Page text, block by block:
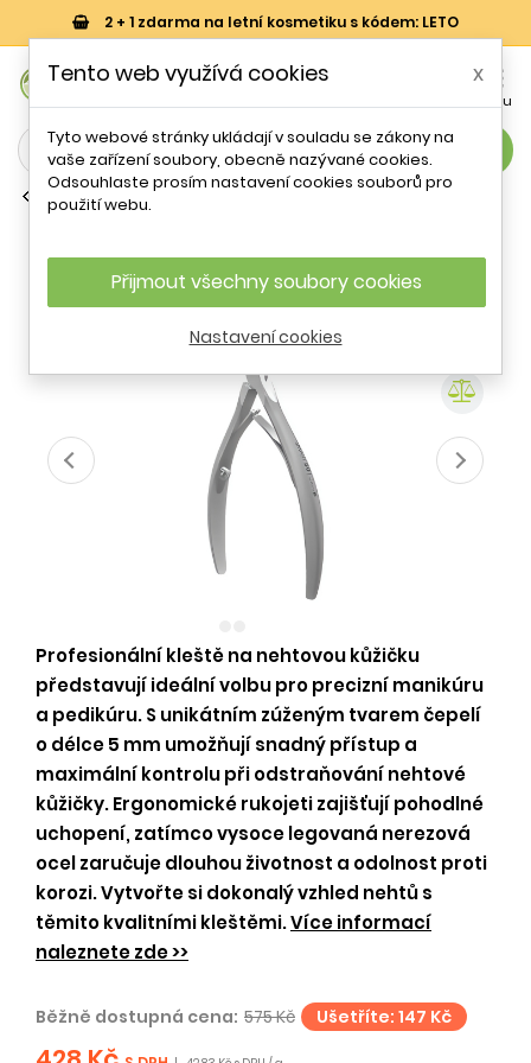
2 + 1 zdarma na letní kosmetiku s kódem: LETO

Menu
search
Kleště na nehty
kůžičku Smart 50 5 mm (Professional
Cuticle Nippers) STALEKS
Profesionální kleště na nehtovou kůžičku
představují ideální volbu pro precizní manikúru
a pedikúru. S unikátním zúženým tvarem čepelí
o délce 5 mm umožňují snadný přístup a
maximální kontrolu při odstraňování nehtové
kůžičky. Ergonomické rukojeti zajišťují pohodlné
uchopení, zatímco vysoce legovaná nerezová
ocel zaručuje dlouhou životnost a odolnost proti
korozi. Vytvořte si dokonalý vzhled nehtů s
těmito kvalitními kleštěmi.Více informací
naleznete zde >>
Běžně dostupná cena: 575 Kč Ušetříte: 147 Kč
Tento web využívá cookies x
Tyto webové stránky ukládají v souladu se zákony na
vaše zařízení soubory, obecně nazývané cookies.
Odsouhlaste prosím nastavení cookies souborů pro
použití webu.
Přijmout všechny soubory cookies
Nastavení cookies